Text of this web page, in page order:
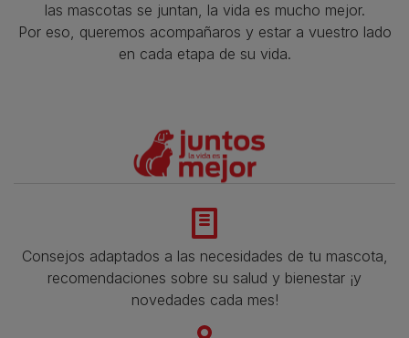
las mascotas se juntan, la vida es mucho mejor.
Por eso, queremos acompañaros y estar a vuestro lado
en cada etapa de su vida.​
Consejos adaptados a las necesidades de tu mascota,
recomendaciones sobre su salud y bienestar ¡y
novedades cada mes!